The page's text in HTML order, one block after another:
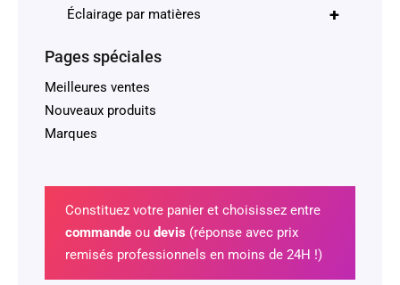
+
Éclairage par matières
Pages spéciales
Meilleures ventes
Nouveaux produits
Marques
Constituez votre panier et choisissez entre
commandeou devis (réponse avec prix
remisés professionnels en moins de 24H !)